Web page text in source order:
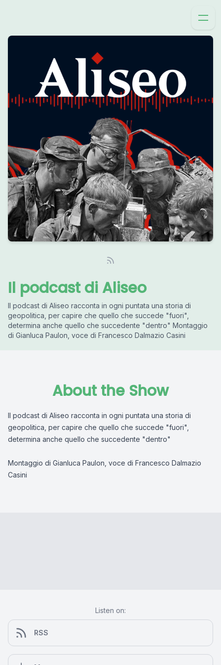
Il podcast di Aliseo
Il podcast di Aliseo racconta in ogni puntata una storia di
geopolitica, per capire che quello che succede "fuori",
determina anche quello che succedente "dentro" Montaggio
di Gianluca Paulon, voce di Francesco Dalmazio Casini
About the Show
Il podcast di Aliseo racconta in ogni puntata una storia di
geopolitica, per capire che quello che succede "fuori",
determina anche quello che succedente "dentro"
Montaggio di Gianluca Paulon, voce di Francesco Dalmazio
Casini
Listen on:
RSS